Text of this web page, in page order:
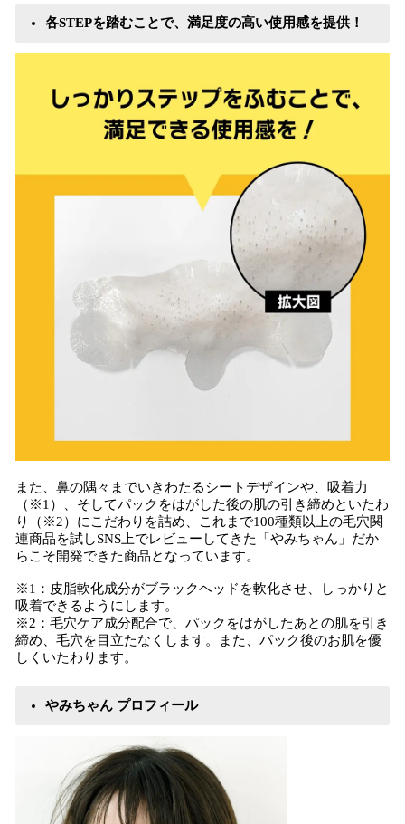
各STEPを踏むことで、満足度の高い使用感を提供！
また、鼻の隅々までいきわたるシートデザインや、吸着力
（※1）、そしてパックをはがした後の肌の引き締めといたわ
り（※2）にこだわりを詰め、これまで100種類以上の毛穴関
連商品を試しSNS上でレビューしてきた「やみちゃん」だか
らこそ開発できた商品となっています。
※1：皮脂軟化成分がブラックヘッドを軟化させ、しっかりと
吸着できるようにします。
※2：毛穴ケア成分配合で、パックをはがしたあとの肌を引き
締め、毛穴を目立たなくします。また、パック後のお肌を優
しくいたわります。
やみちゃん プロフィール